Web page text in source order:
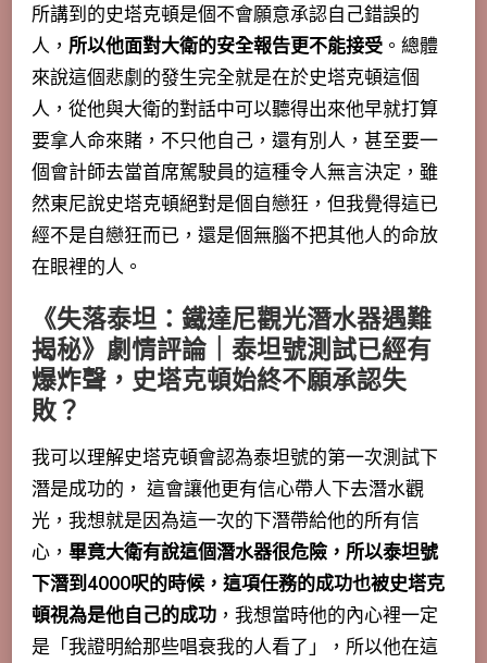
所講到的史塔克頓是個不會願意承認自己錯誤的
人， 所以他面對大衛的安全報告更不能接受 。總體
來說這個悲劇的發生完全就是在於史塔克頓這個
人，從他與大衛的對話中可以聽得出來他早就打算
要拿人命來賭，不只他自己，還有別人，甚至要一
個會計師去當首席駕駛員的這種令人無言決定，雖
然東尼說史塔克頓絕對是個自戀狂，但我覺得這已
經不是自戀狂而已，還是個無腦不把其他人的命放
在眼裡的人。
《失落泰坦：鐵達尼觀光潛水器遇難
揭秘》劇情評論｜泰坦號測試已經有
爆炸聲，史塔克頓始終不願承認失
敗？
我可以理解史塔克頓會認為泰坦號的第一次測試下
潛是成功的， 這會讓他更有信心帶人下去潛水觀
光，我想就是因為這一次的下潛帶給他的所有信
心， 畢竟大衛有說這個潛水器很危險，所以泰坦號
下潛到4000呎的時候，這項任務的成功也被史塔克
頓視為是他自己的成功 ，我想當時他的內心裡一定
是「我證明給那些唱衰我的人看了」，所以他在這